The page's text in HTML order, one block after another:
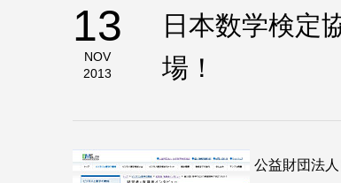
13
NOV
2013
日本数学検定
場！
公益財団法